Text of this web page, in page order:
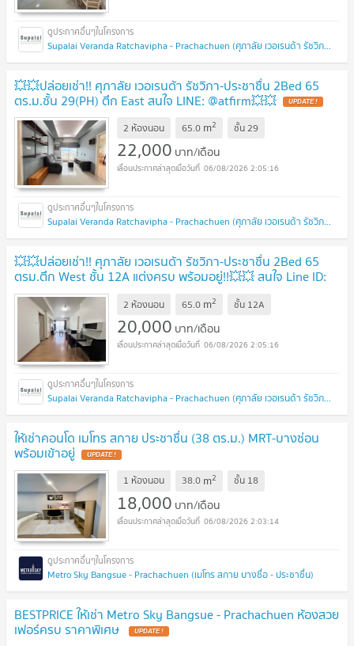
Supalai Veranda Ratchavipha - Prachachuen (ศุภาลัย เวอเรนด้า รัชวิภา - ประชาชื่น)
💥💥ปล่อยเช่า!! ศุภาลัย เวอเรนด้า รัชวิภา-ประชาชื่น 2Bed 65
ตร.ม.ชั้น 29(PH) ตึก East สนใจ LINE: @atfirm💥💥
2 ห้องนอน 65.0 m2 ชั้น29
22,000 บาท/เดือน
06/08/2026 2:05:16
Supalai Veranda Ratchavipha - Prachachuen (ศุภาลัย เวอเรนด้า รัชวิภา - ประชาชื่น)
💥💥ปล่อยเช่า!! ศุภาลัย เวอเรนด้า รัชวิภา-ประชาชื่น 2Bed 65
ตรม.ตึก West ชั้น 12A แต่งครบ พร้อมอยู่!!💥💥 สนใจ Line ID:
@atfirm📲
2 ห้องนอน 65.0 m2 ชั้น 12A
20,000 บาท/เดือน
06/08/2026 2:05:16
Supalai Veranda Ratchavipha - Prachachuen (ศุภาลัย เวอเรนด้า รัชวิภา - ประชาชื่น)
ให้เช่าคอนโด เมโทร สกาย ประชาชื่น (38 ตร.ม.) MRT-บางซ่อน
พร้อมเข้าอยู่
1 ห้องนอน 38.0 m2 ชั้น 18
18,000 บาท/เดือน
06/08/2026 2:03:14
Metro Sky Bangsue - Prachachuen (เมโทร สกาย บางซื่อ - ประชาชื่น)
BESTPRICE ให้เช่า Metro Sky Bangsue - Prachachuen ห้องสวย
เฟอร์ครบ ราคาพิเศษ